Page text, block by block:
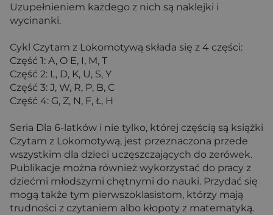
Uzupełnieniem każdego z nich są naklejki i
wycinanki.
Cykl Czytam z Lokomotywą składa się z 4 części:
Część 1: A, O E, I, M, T
Część 2: L, D, K, U, S, Y
Część 3: J, W, R, P, B, C
Część 4: G, Z, N, F, Ł, H
Seria Dla 6-latków i nie tylko, której częścią są książki
Czytam z Lokomotywą, jest przeznaczona przede
wszystkim dla dzieci uczęszczających do zerówek.
Publikacje można również wykorzystać do pracy z
dziećmi młodszymi chętnymi do nauki. Przydać się
mogą także tym pierwszoklasistom, którzy mają
trudności z czytaniem albo kłopoty z matematyką.